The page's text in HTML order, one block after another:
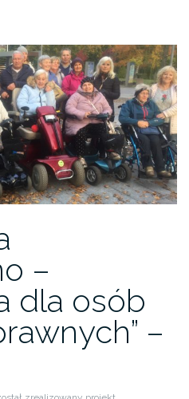
–
dla osób
–